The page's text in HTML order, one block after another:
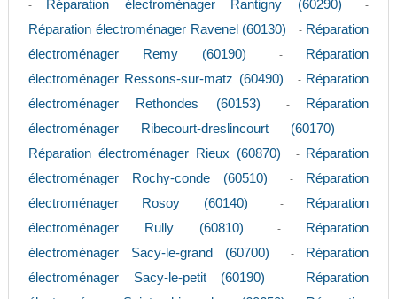
- Réparation électroménager Rantigny (60290) -
Réparation électroménager Ravenel (60130) - Réparation
électroménager Remy (60190)
-
Réparation
électroménager Ressons-sur-matz (60490)
- Réparation
électroménager Rethondes (60153)
-
Réparation
électroménager Ribecourt-dreslincourt (60170)
-
Réparation électroménager Rieux (60870) -
Réparation
électroménager Rochy-conde (60510)
-
Réparation
électroménager Rosoy (60140)
-
Réparation
électroménager Rully (60810)
-
Réparation
électroménager Sacy-le-grand (60700)
-
Réparation
électroménager Sacy-le-petit (60190)
-
Réparation